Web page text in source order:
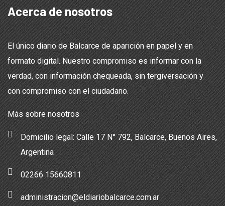
Acerca de nosotros
El único diario de Balcarce de aparición en papel y en
formato digital. Nuestro compromiso es informar con la
verdad, con información chequeada, sin tergiversación y
con compromiso con el ciudadano.
Más sobre nosotros
Domicilio legal: Calle 17 N° 792, Balcarce, Buenos Aires,
Argentina
02266 15660811
administracion@eldiariobalcarce.com.ar